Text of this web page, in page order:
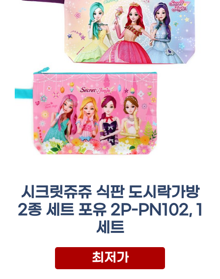
시크릿쥬쥬 식판 도시락가방
2종 세트 포유 2P-PN102, 1
세트
최저가